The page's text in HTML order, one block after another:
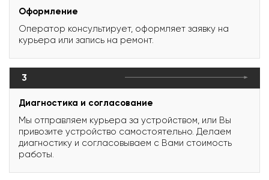
Оформление
Оператор консультирует, оформляет заявку на
курьера или запись на ремонт.
3
Диагностика и согласование
Мы отправляем курьера за устройством, или Вы
привозите устройство самостоятельно. Делаем
диагностику и согласовываем с Вами стоимость
работы.